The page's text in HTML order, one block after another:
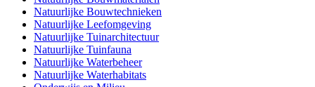
Natuurlijke Bouwtechnieken
Natuurlijke Leefomgeving
Natuurlijke Tuinarchitectuur
Natuurlijke Tuinfauna
Natuurlijke Waterbeheer
Natuurlijke Waterhabitats